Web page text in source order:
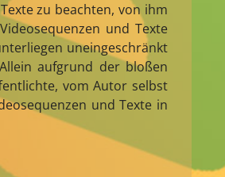
zu beachten, von ihm
und Texte
uneingeschränkt
aufgrund der bloßen
vom Autor selbst
und Texte in